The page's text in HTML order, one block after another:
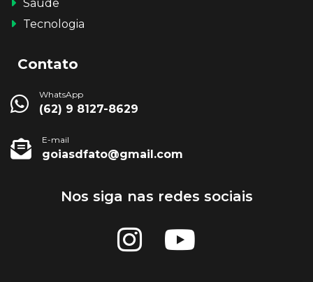
Saúde
Tecnologia
Contato
WhatsApp
(62) 9 8127-8629
E-mail
goiasdfato@gmail.com
Nos siga nas redes sociais